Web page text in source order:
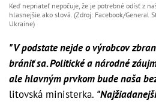
Keď nepriateľ nepočuje, že je potrebné odísť z
hlasnejšie ako slová. (Zdroj: Facebook/General
Ukraine)
"V podstate nejde o výrobcov
brániť sa. Politické a národné
ale hlavným prvkom bude naša
litovská ministerka.